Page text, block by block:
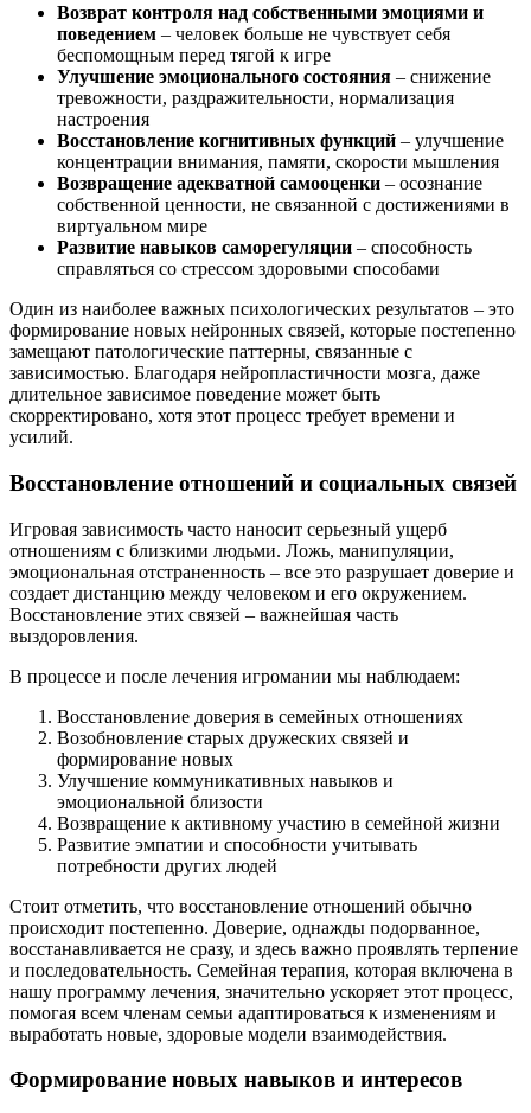
Возврат контроля над собственными эмоциями и
поведением – человек больше не чувствует себя
беспомощным перед тягой к игре
Улучшение эмоционального состояния – снижение
тревожности, раздражительности, нормализация
настроения
Восстановление когнитивных функций – улучшение
концентрации внимания, памяти, скорости мышления
Возвращение адекватной самооценки – осознание
собственной ценности, не связанной с достижениями в
виртуальном мире
Развитие навыков саморегуляции – способность
справляться со стрессом здоровыми способами
Один из наиболее важных психологических результатов – это
формирование новых нейронных связей, которые постепенно
замещают патологические паттерны, связанные с
зависимостью. Благодаря нейропластичности мозга, даже
длительное зависимое поведение может быть
скорректировано, хотя этот процесс требует времени и
усилий.
Восстановление отношений и социальных связей
Игровая зависимость часто наносит серьезный ущерб
отношениям с близкими людьми. Ложь, манипуляции,
эмоциональная отстраненность – все это разрушает доверие и
создает дистанцию между человеком и его окружением.
Восстановление этих связей – важнейшая часть
выздоровления.
В процессе и после лечения игромании мы наблюдаем:
Восстановление доверия в семейных отношениях
Возобновление старых дружеских связей и
формирование новых
Улучшение коммуникативных навыков и
эмоциональной близости
Возвращение к активному участию в семейной жизни
Развитие эмпатии и способности учитывать
потребности других людей
Стоит отметить, что восстановление отношений обычно
происходит постепенно. Доверие, однажды подорванное,
восстанавливается не сразу, и здесь важно проявлять терпение
и последовательность. Семейная терапия, которая включена в
нашу программу лечения, значительно ускоряет этот процесс,
помогая всем членам семьи адаптироваться к изменениям и
выработать новые, здоровые модели взаимодействия.
Формирование новых навыков и интересов